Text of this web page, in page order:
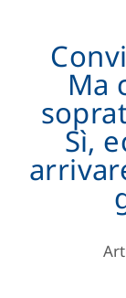
Ma
Sì,